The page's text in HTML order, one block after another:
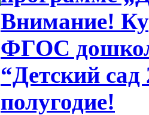
Внимание!
ФГОС
“Детский сад
полугодие!